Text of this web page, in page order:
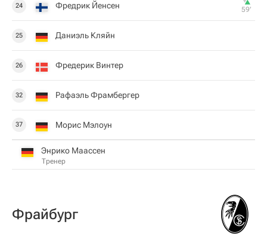
24 Фредрик Йенсен 59‎’‎
25 Даниэль Кляйн
26 Фредерик Винтер
32 Рафаэль Фрамбергер
37 Морис Мэлоун
Энрико Маассен
Тренер
Фрайбург